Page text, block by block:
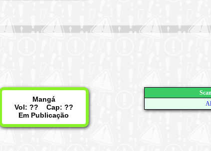
Mangá
Vol: ?? Cap: ??
Em Publicação